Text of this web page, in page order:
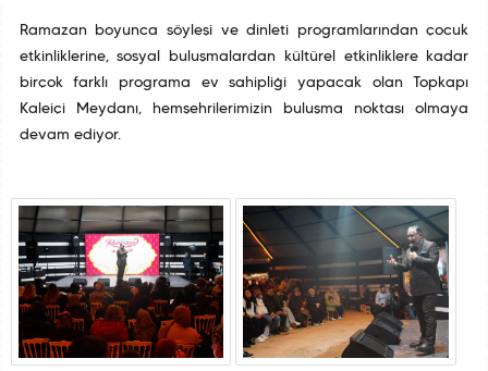
Ramazan boyunca söyleşi ve dinleti programlarından çocuk
etkinliklerine, sosyal buluşmalardan kültürel etkinliklere kadar
birçok farklı programa ev sahipliği yapacak olan Topkapı
Kaleiçi Meydanı, hemşehrilerimizin buluşma noktası olmaya
devam ediyor.